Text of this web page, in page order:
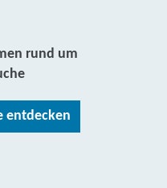
rund um
entdecken